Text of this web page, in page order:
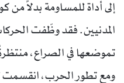
إلى أداة للمساومة بدلاً من
المدنيين. فقد وظّفت
تموضعها في الصراع،
ومع تطور الحرب، انقسمت